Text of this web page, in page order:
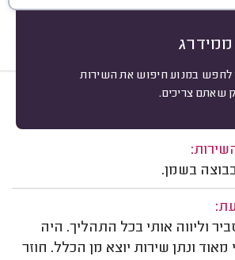
לחפש במנוע חיפוש את השירות
שאתם צריכים.
יצרן
ירושלים.
בשמן.
וליווה אותי בכל התהליך. היה
מאוד ונתן שירות יוצא מן הכלל. חוזר